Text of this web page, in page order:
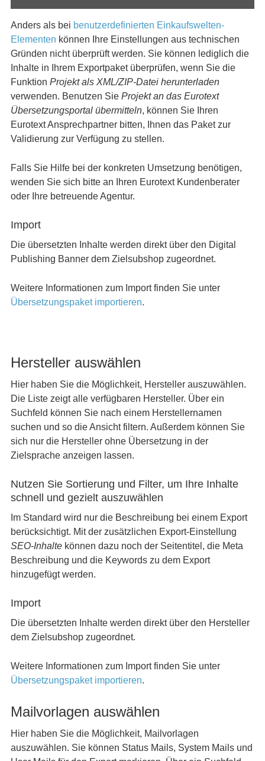
Anders als bei benutzerdefinierten Einkaufswelten-
Elementen können Ihre Einstellungen aus technischen
Gründen nicht überprüft werden. Sie können lediglich die
Inhalte in Ihrem Exportpaket überprüfen, wenn Sie die
Funktion Projekt als XML/ZIP-Datei herunterladen
verwenden. Benutzen Sie Projekt an das Eurotext
Übersetzungsportal übermitteln, können Sie Ihren
Eurotext Ansprechpartner bitten, Ihnen das Paket zur
Validierung zur Verfügung zu stellen.
Falls Sie Hilfe bei der konkreten Umsetzung benötigen,
wenden Sie sich bitte an Ihren Eurotext Kundenberater
oder Ihre betreuende Agentur.
Import
Die übersetzten Inhalte werden direkt über den Digital
Publishing Banner dem Zielsubshop zugeordnet.
Weitere Informationen zum Import finden Sie unter
Übersetzungspaket importieren.
Hersteller auswählen
Hier haben Sie die Möglichkeit, Hersteller auszuwählen.
Die Liste zeigt alle verfügbaren Hersteller. Über ein
Suchfeld können Sie nach einem Herstellernamen
suchen und so die Ansicht filtern. Außerdem können Sie
sich nur die Hersteller ohne Übersetzung in der
Zielsprache anzeigen lassen.
Nutzen Sie Sortierung und Filter, um Ihre Inhalte
schnell und gezielt auszuwählen
Im Standard wird nur die Beschreibung bei einem Export
berücksichtigt. Mit der zusätzlichen Export-Einstellung
SEO-Inhaltekönnen dazu noch der Seitentitel, die Meta
Beschreibung und die Keywords zu dem Export
hinzugefügt werden.
Import
Die übersetzten Inhalte werden direkt über den Hersteller
dem Zielsubshop zugeordnet.
Weitere Informationen zum Import finden Sie unter
Übersetzungspaket importieren.
Mailvorlagen auswählen
Hier haben Sie die Möglichkeit, Mailvorlagen
auszuwählen. Sie können Status Mails, System Mails und